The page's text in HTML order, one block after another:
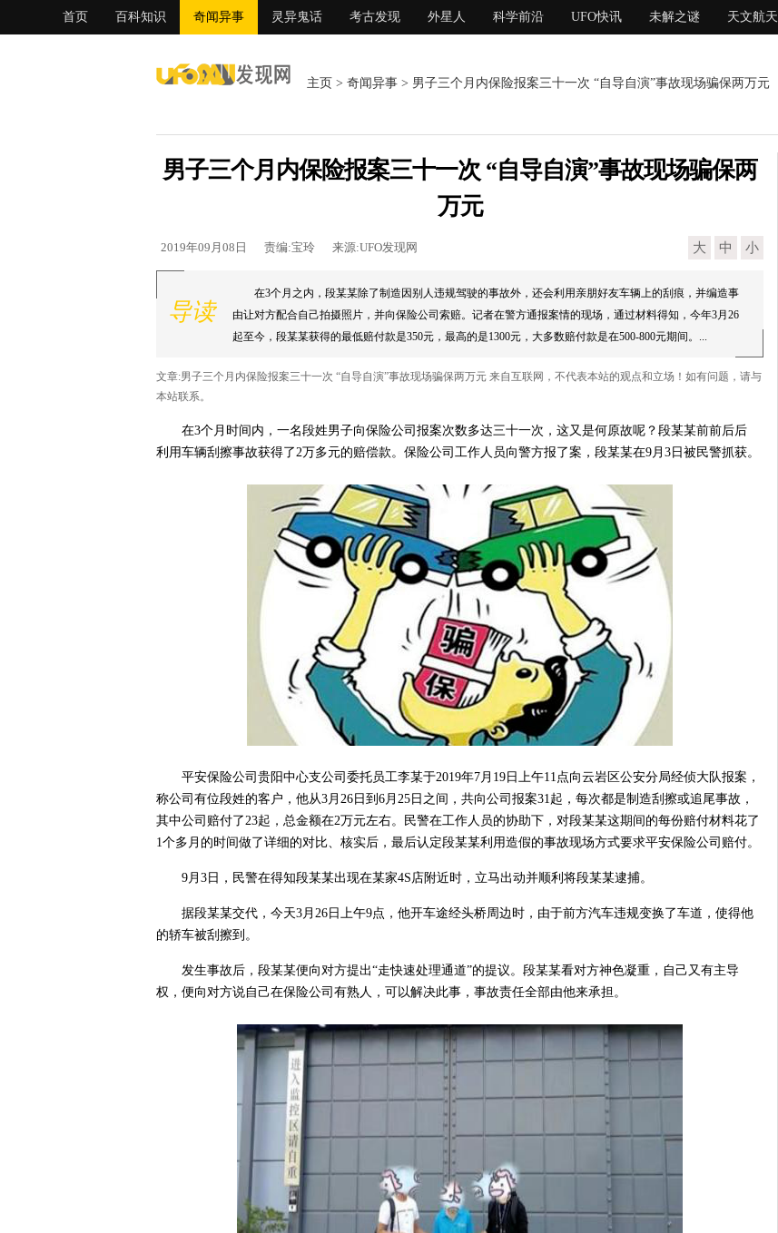
首页 百科知识 奇闻异事 灵异鬼话 考古发现 外星人 科学前沿 UFO快讯 未解之谜 天文航天
主页 > 奇闻异事 > 男子三个月内保险报案三十一次 “自导自演”事故现场骗保两万元
男子三个月内保险报案三十一次 “自导自演”事故现场骗保两
万元
2019年09月08日 责编:宝玲 来源:UFO发现网 大 中 小
导读
在3个月之内，段某某除了制造因别人违规驾驶的事故外，还会利用亲朋好友车辆上的刮痕，并编造事
由让对方配合自己拍摄照片，并向保险公司索赔。记者在警方通报案情的现场，通过材料得知，今年3月26
起至今，段某某获得的最低赔付款是350元，最高的是1300元，大多数赔付款是在500-800元期间。...
文章:男子三个月内保险报案三十一次 “自导自演”事故现场骗保两万元 来自互联网，不代表本站的观点和立场！如有问题，请与
本站联系。
在3个月时间内，一名段姓男子向保险公司报案次数多达三十一次，这又是何原故呢？段某某前前后后
利用车辆刮擦事故获得了2万多元的赔偿款。保险公司工作人员向警方报了案，段某某在9月3日被民警抓获。
平安保险公司贵阳中心支公司委托员工李某于2019年7月19日上午11点向云岩区公安分局经侦大队报案，
称公司有位段姓的客户，他从3月26日到6月25日之间，共向公司报案31起，每次都是制造刮擦或追尾事故，
其中公司赔付了23起，总金额在2万元左右。民警在工作人员的协助下，对段某某这期间的每份赔付材料花了
1个多月的时间做了详细的对比、核实后，最后认定段某某利用造假的事故现场方式要求平安保险公司赔付。
9月3日，民警在得知段某某出现在某家4S店附近时，立马出动并顺利将段某某逮捕。
据段某某交代，今天3月26日上午9点，他开车途经头桥周边时，由于前方汽车违规变换了车道，使得他
的轿车被刮擦到。
发生事故后，段某某便向对方提出“走快速处理通道”的提议。段某某看对方神色凝重，自己又有主导
权，便向对方说自己在保险公司有熟人，可以解决此事，事故责任全部由他来承担。